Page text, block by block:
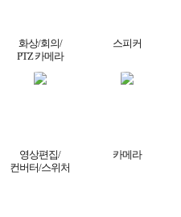
화상/회의/
PTZ 카메라
스피커
영상편집/
컨버터/스위처
카메라